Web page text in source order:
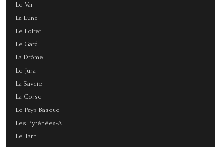
Le Var
La Lune
Le Loiret
Le Gard
La Drôme
Le Jura
La Savoie
La Corse
Le Pays Basque
Les Pyrénées-A
Le Tarn